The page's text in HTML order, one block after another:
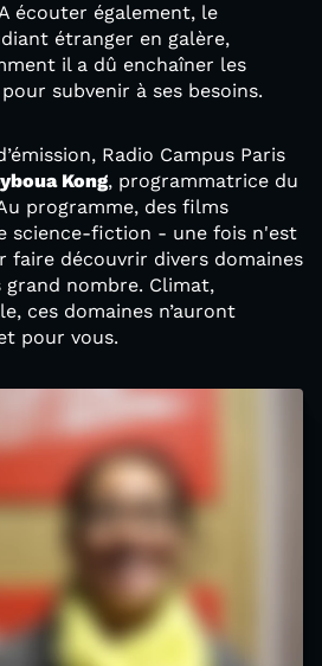
écouter également, le
étranger en galère,
il a dû enchaîner les
subvenir à ses besoins.
Radio Campus Paris
Kong, programmatrice du
programme, des films
science-fiction - une fois n'est
faire découvrir divers domaines
nombre. Climat,
ces domaines n’auront
pour vous.